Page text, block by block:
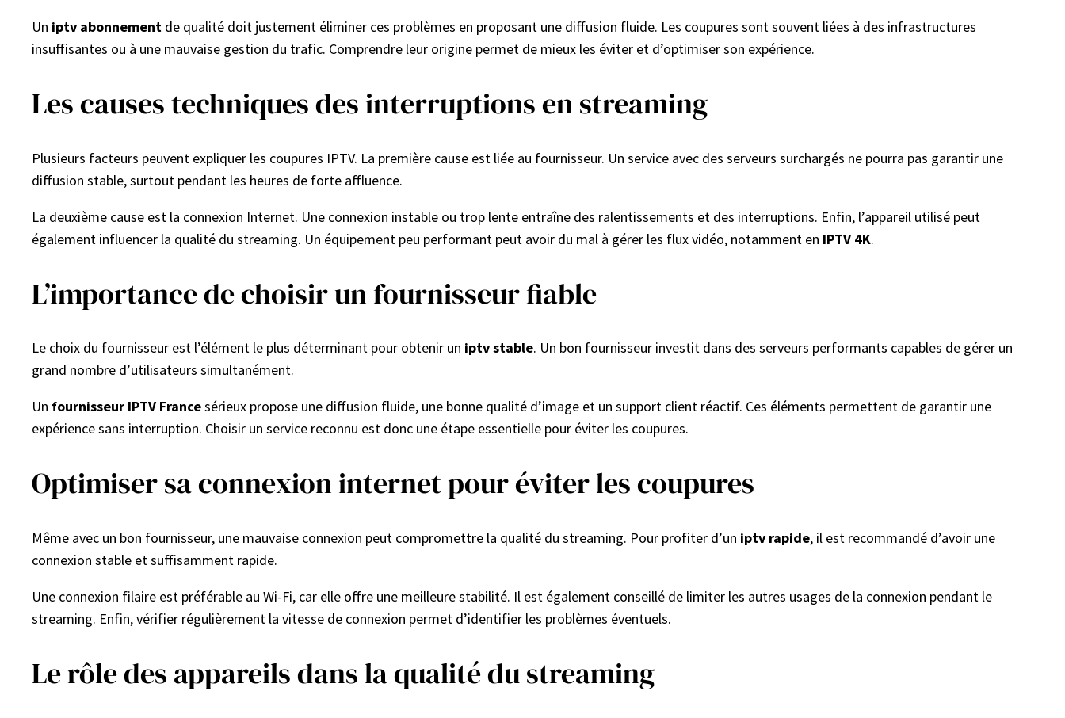
Un iptv abonnement de qualité doit justement éliminer ces problèmes en proposant une diffusion fluide. Les coupures sont souvent liées à des infrastructures
insuffisantes ou à une mauvaise gestion du trafic. Comprendre leur origine permet de mieux les éviter et d’optimiser son expérience.
Les causes techniques des interruptions en streaming
Plusieurs facteurs peuvent expliquer les coupures IPTV. La première cause est liée au fournisseur. Un service avec des serveurs surchargés ne pourra pas garantir une
diffusion stable, surtout pendant les heures de forte affluence.
La deuxième cause est la connexion Internet. Une connexion instable ou trop lente entraîne des ralentissements et des interruptions. Enfin, l’appareil utilisé peut
également influencer la qualité du streaming. Un équipement peu performant peut avoir du mal à gérer les flux vidéo, notamment en IPTV 4K.
L’importance de choisir un fournisseur fiable
Le choix du fournisseur est l’élément le plus déterminant pour obtenir un iptv stable. Un bon fournisseur investit dans des serveurs performants capables de gérer un
grand nombre d’utilisateurs simultanément.
Un fournisseur IPTV Francesérieux propose une diffusion fluide, une bonne qualité d’image et un support client réactif. Ces éléments permettent de garantir une
expérience sans interruption. Choisir un service reconnu est donc une étape essentielle pour éviter les coupures.
Optimiser sa connexion internet pour éviter les coupures
Même avec un bon fournisseur, une mauvaise connexion peut compromettre la qualité du streaming. Pour profiter d’un iptv rapide, il est recommandé d’avoir une
connexion stable et suffisamment rapide.
Une connexion filaire est préférable au Wi-Fi, car elle offre une meilleure stabilité. Il est également conseillé de limiter les autres usages de la connexion pendant le
streaming. Enfin, vérifier régulièrement la vitesse de connexion permet d’identifier les problèmes éventuels.
Le rôle des appareils dans la qualité du streaming